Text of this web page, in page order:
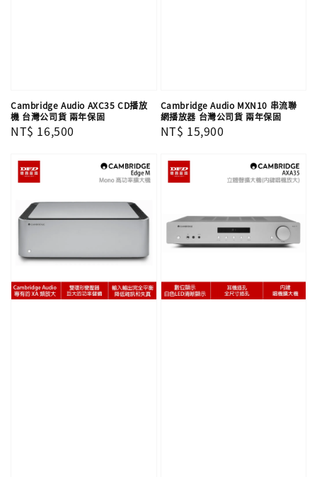
Cambridge Audio AXC35 CD播放
機 台灣公司貨 兩年保固
Regular
NT$ 16,500
Cambridge Audio MXN10 串流聯
網播放器 台灣公司貨 兩年保固
Regular
NT$ 15,900